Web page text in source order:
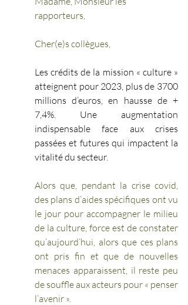
rapporteurs,
Cher(e)s collègues,
Les crédits de la mission « culture »
atteignent pour 2023, plus de 3700
millions d’euros, en hausse de +
7,4%. Une augmentation
indispensable face aux crises
passées et futures qui impactent la
vitalité du secteur.
Alors que, pendant la crise covid,
des plans d’aides spécifiques ont vu
le jour pour accompagner le milieu
de la culture, force est de constater
qu’aujourd’hui, alors que ces plans
ont pris fin et que de nouvelles
menaces apparaissent, il reste peu
de souffle aux acteurs pour « penser
l’avenir ».